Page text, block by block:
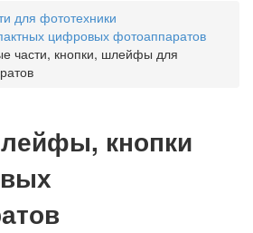
для фототехники
цифровых фотоаппаратов
части, кнопки, шлейфы для
кнопки